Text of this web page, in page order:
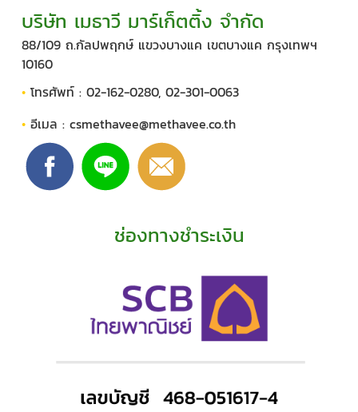
บริษัท เมธาวี มาร์เก็ตติ้ง จำกัด
88/109 ถ.กัลปพฤกษ์ แขวงบางแค เขตบางแค กรุงเทพฯ
10160
•โทรศัพท์ : 02-162-0280, 02-301-0063
•อีเมล : csmethavee@methavee.co.th
ช่องทางชำระเงิน